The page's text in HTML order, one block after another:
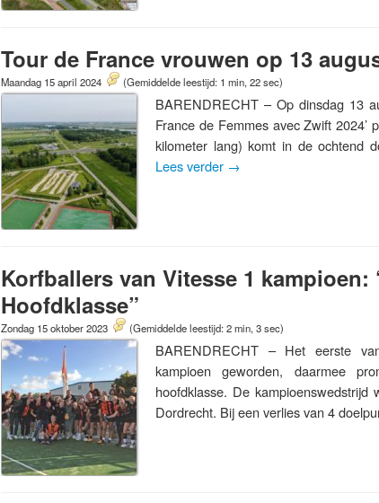
Tour de France vrouwen op 13
Maandag 15 april 2024 (Gemiddelde leestijd: 1 min, 22 sec)
BARENDRECHT – Op dinsdag 13
France de Femmes avec Zwift
kilometer lang) komt in de ochtend
Lees verder →
Korfballers van Vitesse 1
Hoofdklasse”
Zondag 15 oktober 2023 (Gemiddelde leestijd: 2 min, 3 sec)
BARENDRECHT – Het eerste
kampioen geworden, daarmee
hoofdklasse. De kampioenswedstrijd
Dordrecht. Bij een verlies van 4